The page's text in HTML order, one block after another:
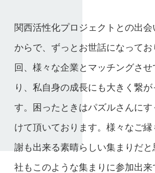
関西活性化プロジェクトとの出
からで、ずっとお世話になって
回、様々な企業とマッチングさ
り、私自身の成長にも大きく繋が
す。困ったときはパズルさんにす
けて頂いております。様々なご
謝も出来る素晴らしい集まりだ
社もこのような集まりに参加出来